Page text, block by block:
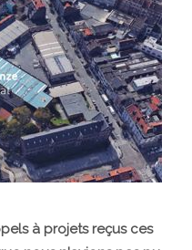
à projets reçus ces